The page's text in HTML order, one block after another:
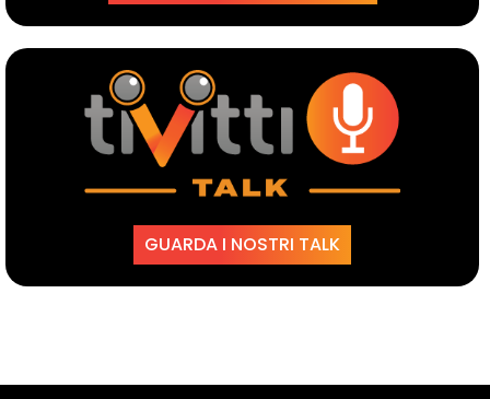
GUARDA I NOSTRI TALK